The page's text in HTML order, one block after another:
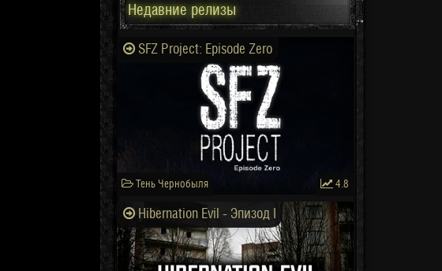
Недавние релизы
SFZ Project: Episode Zero
Тень Чернобыля 4.8
Hibernation Evil - Эпизод I